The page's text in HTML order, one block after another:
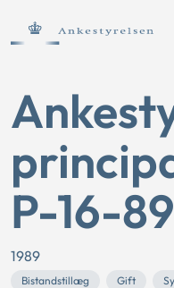
P-16-89
1989
Bistandstillæg Gift